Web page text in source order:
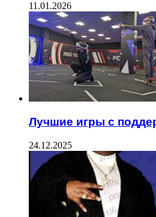
11.01.2026
Лучшие игры с
24.12.2025